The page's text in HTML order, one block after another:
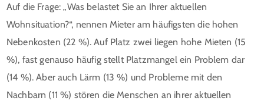
Auf die Frage: „Was belastet Sie an Ihrer aktuellen
Wohnsituation?“, nennen Mieter am häufigsten die hohen
Nebenkosten (22 %). Auf Platz zwei liegen hohe Mieten (15
%), fast genauso häufig stellt Platzmangel ein Problem dar
(14 %). Aber auch Lärm (13 %) und Probleme mit den
Nachbarn (11 %) stören die Menschen an ihrer aktuellen